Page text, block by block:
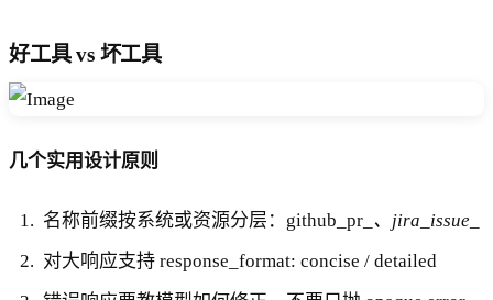
好工具 vs 坏工具
几个实用设计原则
名称前缀按系统或资源分层：github_pr_ 、jira_issue_
对大响应支持 response_format: concise / detailed